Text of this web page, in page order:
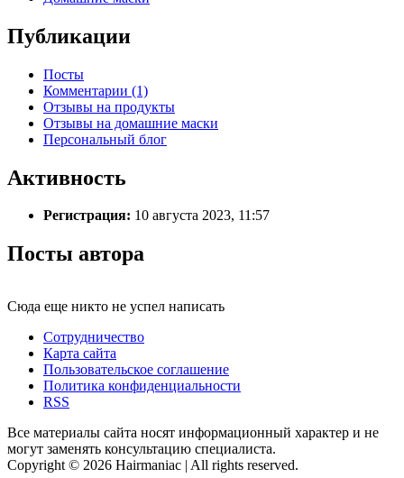
Публикации
Посты
Комментарии (1)
Отзывы на продукты
Отзывы на домашние маски
Персональный блог
Активность
Регистрация: 10 августа 2023, 11:57
Посты автора
Сюда еще никто не успел написать
Сотрудничество
Карта сайта
Пользовательское соглашение
Политика конфиденциальности
RSS
Все материалы сайта носят информационный характер и не
могут заменять консультацию специалиста.
Copyright © 2026 Hairmaniac | All rights reserved.